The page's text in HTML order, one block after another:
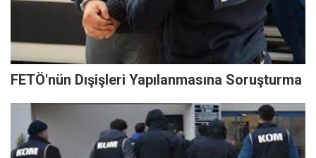
FETÖ'nün Dışişleri Yapılanmasına Soruşturma